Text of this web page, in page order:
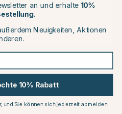
D-Ring Gebiss Comfort Thin
€102.81 €120.95
to equinest.de
an und erhalte 10%
Neuigkeiten, Aktionen
10% Rabatt
und Sie können sich jederzeit abmelden.